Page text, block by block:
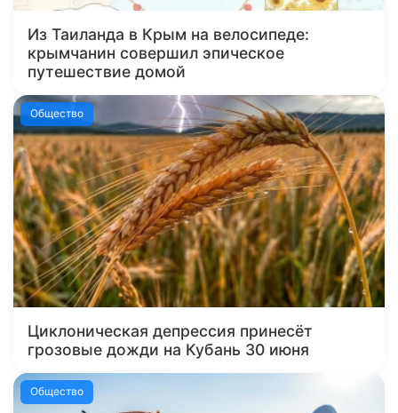
Из Таиланда в Крым на велосипеде:
крымчанин совершил эпическое
путешествие домой
Общество
Циклоническая депрессия принесёт
грозовые дожди на Кубань 30 июня
Общество